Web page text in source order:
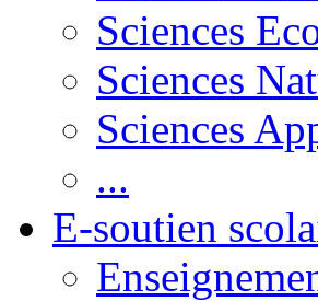
Sciences
Sciences
Sciences
...
E-soutien